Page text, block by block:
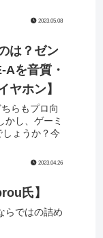
2023.05.08
は？ゼン
を音質・
ヤホン】
らもプロ向
かし、ゲーミ
ょうか？今
2023.04.26
氏】
らではの詰め